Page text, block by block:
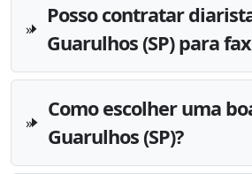
Posso contratar
Guarulhos (SP) para
Como escolher uma
Guarulhos (SP)?